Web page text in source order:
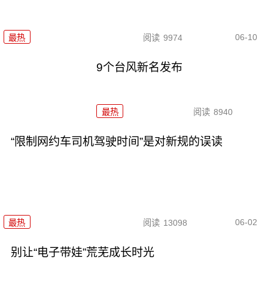
最热 阅读 9974 06-10
9个台风新名发布
最热 阅读 8940
“限制网约车司机驾驶时间”是对新规的误读
最热 阅读 13098 06-02
别让“电子带娃”荒芜成长时光